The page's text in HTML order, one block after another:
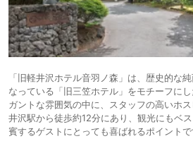
「旧軽井沢ホテル音羽ノ森」は、歴史的な
なっている「旧三笠ホテル」をモチーフに
ガントな雰囲気の中に、スタッフの高いホ
井沢駅から徒歩約12分にあり、観光にもベ
賓するゲストにとっても喜ばれるポイントで